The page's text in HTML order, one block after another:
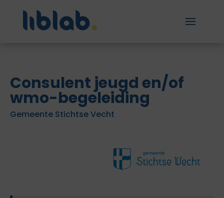
Consulent jeugd en/of
wmo-begeleiding
Gemeente Stichtse Vecht